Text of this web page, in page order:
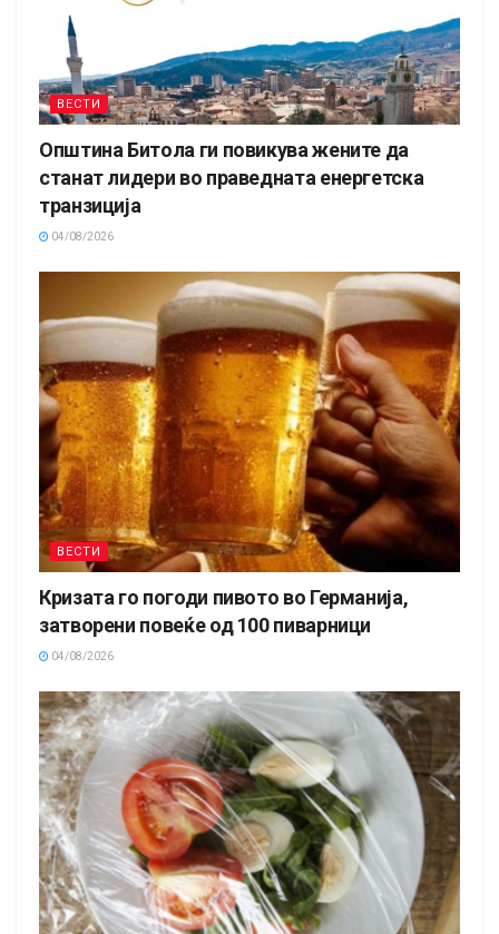
ВЕСТИ
Општина Битола ги повикува жените да
станат лидери во праведната енергетска
транзиција
04/08/2026
ВЕСТИ
Кризата го погоди пивото во Германија,
затворени повеќе од 100 пиварници
04/08/2026